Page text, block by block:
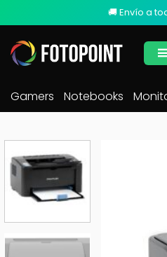
🚚 Envío a
Gamers Notebooks